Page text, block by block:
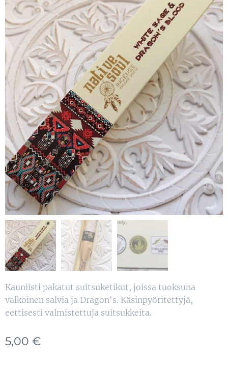
Kauniisti pakatut suitsuketikut, joissa tuoksuna
valkoinen salvia ja Dragon's. Käsinpyöritettyjä,
eettisesti valmistettuja suitsukkeita.
5,00 €